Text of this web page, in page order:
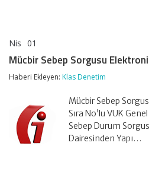
Nis 01
Sorgusu
Elektronik
Mücbir Sebep Sorgusu
Haberi Ekleyen: Klas Denetim
Mücbir Sebep
Sıra No’lu VUK
Sebep Durum
Dairesinden Yapı…